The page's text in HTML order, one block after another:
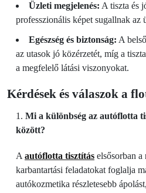
Üzleti megjelenés: A tiszta és
professzionális képet sugallnak az
Egészség és biztonság: A
az utasok jó közérzetét, míg a
a megfelelő látási viszonyokat.
Kérdések és válaszok a
Mi a különbség az autóflotta
között?
A autóflotta tisztítás elsősorban a
karbantartási feladatokat foglalja
autókozmetika részletesebb